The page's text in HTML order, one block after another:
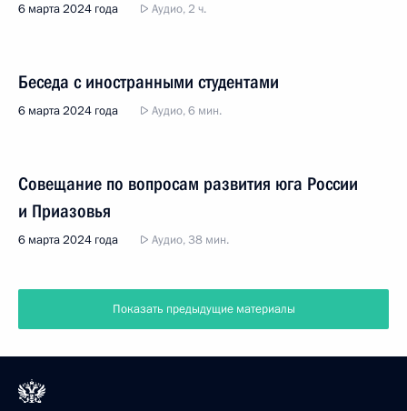
6 марта 2024 года Аудио, 2 ч.
Беседа с иностранными студентами
6 марта 2024 года Аудио, 6 мин.
Совещание по вопросам развития юга России
и Приазовья
6 марта 2024 года Аудио, 38 мин.
Показать предыдущие материалы